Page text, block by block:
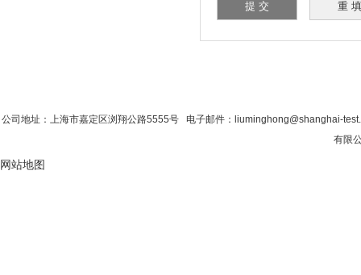
公司地址：上海市嘉定区浏翔公路5555号 电子邮件：liuminghong@shanghai-
有限
网站地图